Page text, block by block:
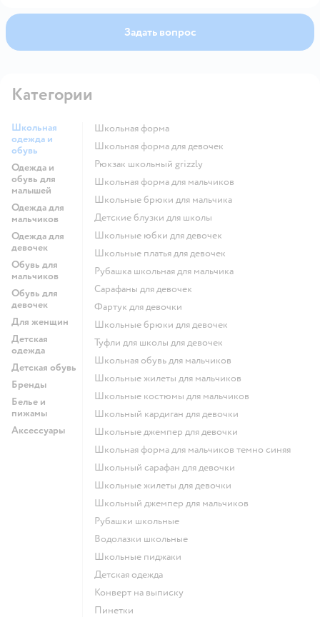
Задать вопрос
Категории
Школьная
одежда и
обувь
Одежда и
обувь для
малышей
Одежда для
мальчиков
Одежда для
девочек
Обувь для
мальчиков
Обувь для
девочек
Для женщин
Детская
одежда
Детская обувь
Бренды
Белье и
пижамы
Аксессуары
Школьная форма
Школьная форма для девочек
Рюкзак школьный grizzly
Школьная форма для мальчиков
Школьные брюки для мальчика
Детские блузки для школы
Школьные юбки для девочек
Школьные платья для девочек
Рубашка школьная для мальчика
Сарафаны для девочек
Фартук для девочки
Школьные брюки для девочек
Туфли для школы для девочек
Школьная обувь для мальчиков
Школьные жилеты для мальчиков
Школьные костюмы для мальчиков
Школьный кардиган для девочки
Школьные джемпер для девочки
Школьная форма для мальчиков темно синяя
Школьный сарафан для девочки
Школьные жилеты для девочки
Школьный джемпер для мальчиков
Рубашки школьные
Водолазки школьные
Школьные пиджаки
Детская одежда
Конверт на выписку
Пинетки